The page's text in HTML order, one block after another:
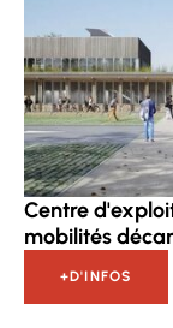
Centre
mobilités
+D'INFOS